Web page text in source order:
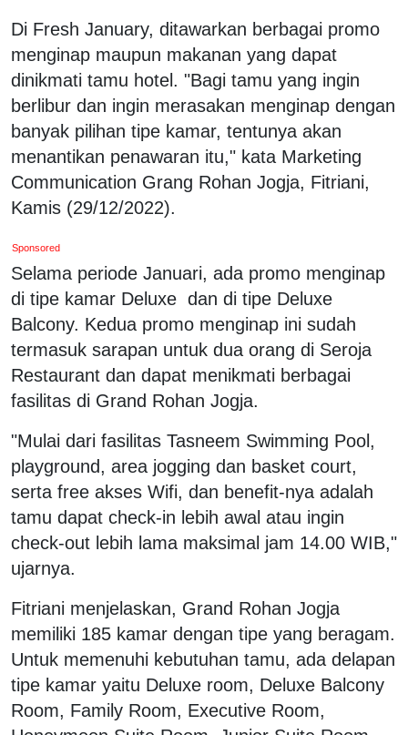
Di Fresh January, ditawarkan berbagai promo
menginap maupun makanan yang dapat
dinikmati tamu hotel. "Bagi tamu yang ingin
berlibur dan ingin merasakan menginap dengan
banyak pilihan tipe kamar, tentunya akan
menantikan penawaran itu," kata Marketing
Communication Grang Rohan Jogja, Fitriani,
Kamis (29/12/2022).
Sponsored
Selama periode Januari, ada promo menginap
di tipe kamar Deluxe dan di tipe Deluxe
Balcony. Kedua promo menginap ini sudah
termasuk sarapan untuk dua orang di Seroja
Restaurant dan dapat menikmati berbagai
fasilitas di Grand Rohan Jogja.
"Mulai dari fasilitas Tasneem Swimming Pool,
playground, area jogging dan basket court,
serta free akses Wifi, dan benefit-nya adalah
tamu dapat check-in lebih awal atau ingin
check-out lebih lama maksimal jam 14.00 WIB,"
ujarnya.
Fitriani menjelaskan, Grand Rohan Jogja
memiliki 185 kamar dengan tipe yang beragam.
Untuk memenuhi kebutuhan tamu, ada delapan
tipe kamar yaitu Deluxe room, Deluxe Balcony
Room, Family Room, Executive Room,